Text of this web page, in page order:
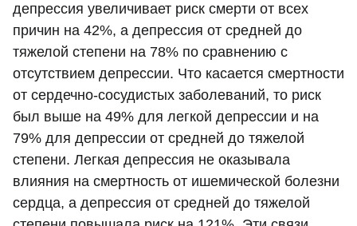
депрессия увеличивает риск смерти от всех
причин на 42%, а депрессия от средней до
тяжелой степени на 78% по сравнению с
отсутствием депрессии. Что касается смертности
от сердечно-сосудистых заболеваний, то риск
был выше на 49% для легкой депрессии и на
79% для депрессии от средней до тяжелой
степени. Легкая депрессия не оказывала
влияния на смертность от ишемической болезни
сердца, а депрессия от средней до тяжелой